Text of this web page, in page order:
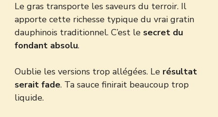
Le gras transporte les saveurs du terroir. Il
apporte cette richesse typique du vrai gratin
dauphinois traditionnel. C’est le secret du
fondant absolu.
Oublie les versions trop allégées. Le résultat
serait fade. Ta sauce finirait beaucoup trop
liquide.